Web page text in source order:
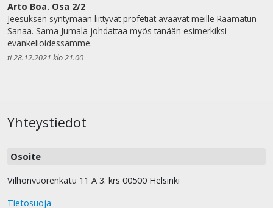
Arto Boa. Osa 2/2
Jeesuksen syntymään liittyvät profetiat avaavat meille Raamatun
Sanaa. Sama Jumala johdattaa myös tänään esimerkiksi
evankelioidessamme.
ti 28.12.2021 klo 21.00
Yhteystiedot
Osoite
Vilhonvuorenkatu 11 A 3. krs 00500 Helsinki
Tietosuoja